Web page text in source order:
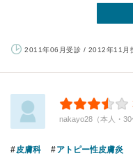
2011年06月受診 / 2012年11月
nakayo28（本人・30
皮膚科 アトピー性皮膚炎